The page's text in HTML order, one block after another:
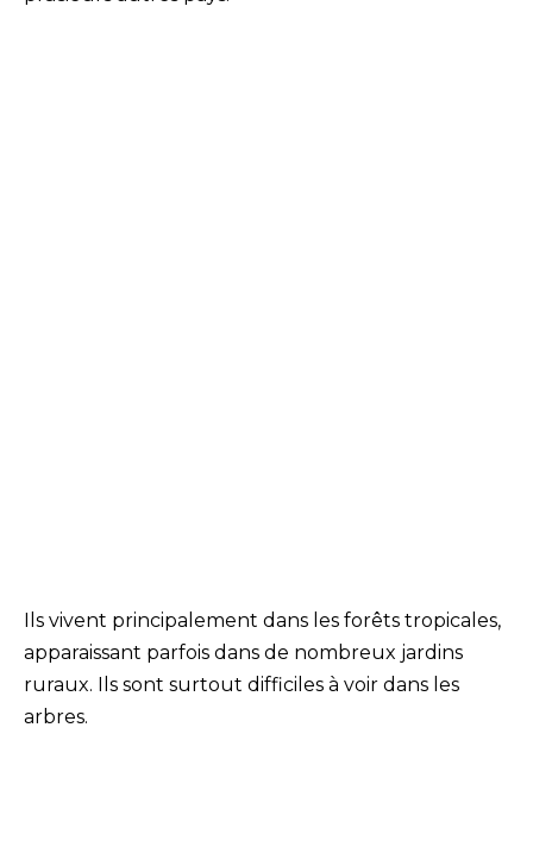
Ils vivent principalement dans les forêts tropicales,
apparaissant parfois dans de nombreux jardins
ruraux. Ils sont surtout difficiles à voir dans les
arbres.